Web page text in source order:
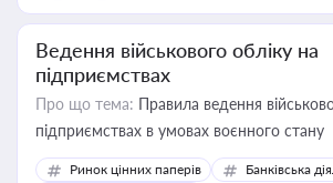
Ведення військового обліку на
підприємствах
Про що тема: Правила ведення
підприємствах в умовах воєнного стану
Ринок цінних паперів
Банківська